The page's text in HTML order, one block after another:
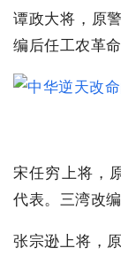
谭政大将，原
编后任工农革
宋任穷上将，
代表。三湾改
张宗逊上将，